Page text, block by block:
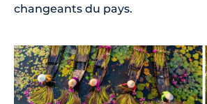
changeants du pays.